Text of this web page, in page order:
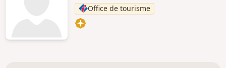
Office de tourisme